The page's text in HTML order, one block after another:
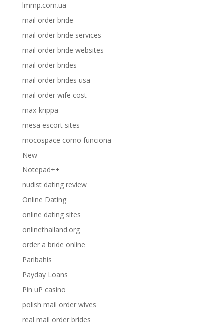
lmmp.com.ua
mail order bride
mail order bride services
mail order bride websites
mail order brides
mail order brides usa
mail order wife cost
max-krippa
mesa escort sites
mocospace como funciona
New
Notepad++
nudist dating review
Online Dating
online dating sites
onlinethailand.org
order a bride online
Paribahis
Payday Loans
Pin uP casino
polish mail order wives
real mail order brides